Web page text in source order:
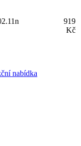
919
Kč
nabídka